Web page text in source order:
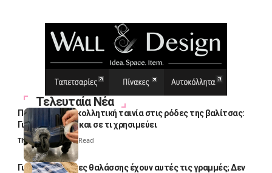
Τελευταία Νέα
Πολλοί βάζουν κολλητική ταινία στις ρόδες της βαλίτσας:
Γιατί το κάνουν και σε τι χρησιμεύει
Thali Ombre 4 Min Read
Γιατί οι πετσέτες θαλάσσης έχουν αυτές τις γραμμές; Δεν